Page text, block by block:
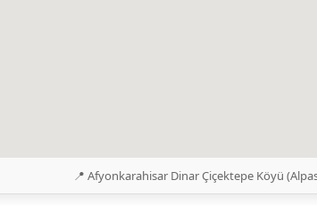
📍 Afyonkarahisar Dinar Çiçektepe Köyü